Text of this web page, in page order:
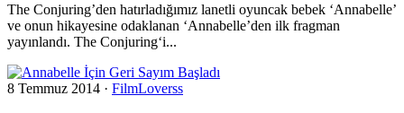
The Conjuring’den hatırladığımız lanetli oyuncak bebek ‘Annabelle’
ve onun hikayesine odaklanan ‘Annabelle’den ilk fragman
yayınlandı. The Conjuring‘i...
8 Temmuz 2014 · FilmLoverss